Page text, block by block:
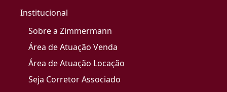
Institucional
Sobre a Zimmermann
Área de Atuação Venda
Área de Atuação Locação
Seja Corretor Associado